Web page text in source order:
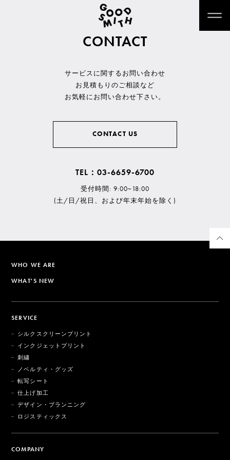
CONTACT
サービスに関するお問い合わせ
お見積もりのご相談など
お気軽にお問い合わせ下さい。
CONTACT US
TEL：03-6659-6700
受付時間: 9:00~18:00
(土/日/祝日、および年末年始を除く)
WHO WE ARE
WHAT'S NEW
SERVICE
シルクスクリーンプリント
インクジェットプリント
刺繍
ノベルティ・グッズ
転写シート
仕上げ加工
デザイン・プランニング
ロジスティックス
COMPANY